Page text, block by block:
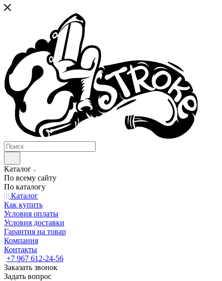
Каталог
По всему сайту
По каталогу
Каталог
Как купить
Условия оплаты
Условия доставки
Гарантия на товар
Компания
Контакты
+7 967 612-24-56
Заказать звонок
Задать вопрос